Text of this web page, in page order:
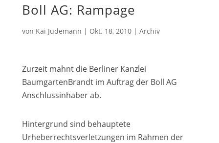
Boll AG: Rampage
von Kai Jüdemann | Okt. 18, 2010| Archiv
Zurzeit mahnt die Berliner Kanzlei
BaumgartenBrandt im Auftrag der Boll AG
Anschlussinhaber ab.
Hintergrund sind behauptete
Urheberrechtsverletzungen im Rahmen der